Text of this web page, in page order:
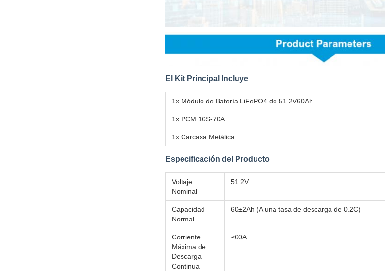
El Kit Principal Incluye
1x Módulo de Batería LiFePO4 de 51.2V60Ah
1x PCM 16S-70A
1x Carcasa Metálica
Especificación del Producto
Voltaje
Nominal
51.2V
Capacidad
Normal
60±2Ah (A una tasa de descarga de 0.2C)
Corriente
Máxima de
Descarga
Continua
≤60A